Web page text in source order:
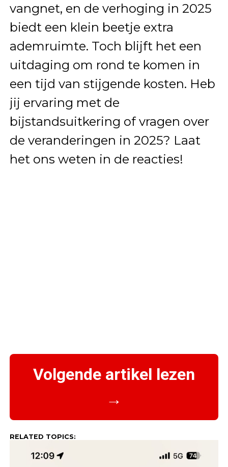
vangnet, en de verhoging in 2025
biedt een klein beetje extra
ademruimte. Toch blijft het een
uitdaging om rond te komen in
een tijd van stijgende kosten. Heb
jij ervaring met de
bijstandsuitkering of vragen over
de veranderingen in 2025? Laat
het ons weten in de reacties!
Volgende artikel lezen
→
RELATED TOPICS: